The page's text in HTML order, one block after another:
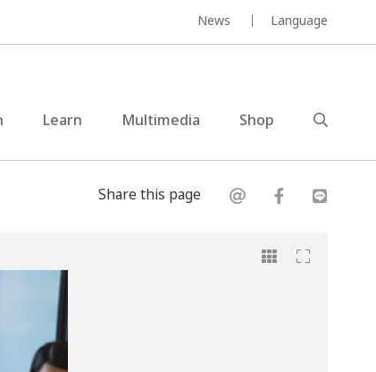
News Language
Learn Multimedia Shop
Share this page